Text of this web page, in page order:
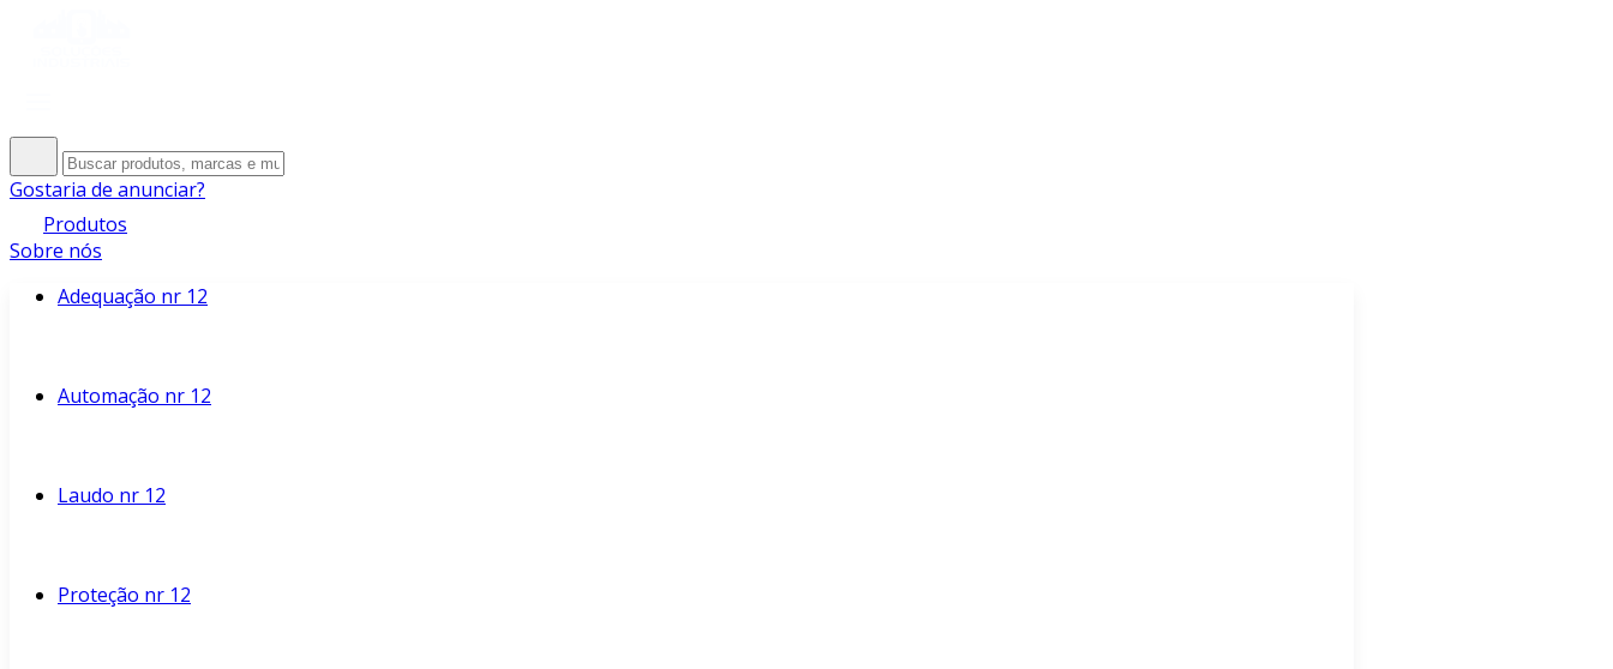
Gostaria de anunciar?
Produtos
Sobre nós
Adequação nr 12
Automação nr 12
Laudo nr 12
Proteção nr 12